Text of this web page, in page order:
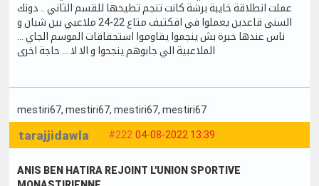
عملت انطلاقة خايبة برشة كانت تنجم تطيحها للقسم الثاني .. دونك
السنى قاعدين يعملوا في افكتيف متاع 22-24 ملاعبي بين شبان و
ناس عندها خبرة بش ينجموا يقاوموا استحقاقات الموسم الجاي …
الملاعبية الي جابوهم ينجحوا و الا لا … حاجة اخرى
mestiri67, mestiri67, mestiri67, mestiri67
#222 04-08-2022 13:39
tarajjidawla
ANIS BEN HATIRA REJOINT L'UNION SPORTIVE